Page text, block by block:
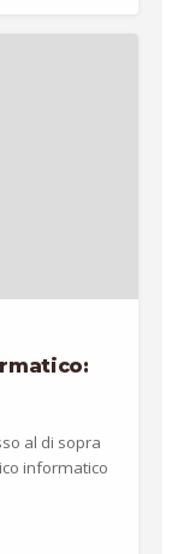
al di sopra
informatico